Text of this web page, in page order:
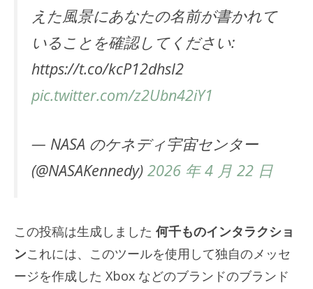
えた風景にあなたの名前が書かれて
いることを確認してください:
https://t.co/kcP12dhsI2
pic.twitter.com/z2Ubn42iY1
— NASA のケネディ宇宙センター
(@NASAKennedy) 2026 年 4 月 22 日
この投稿は生成しました 何千ものインタラクショ
ンこれには、このツールを使用して独自のメッセ
ージを作成した Xbox などのブランドのブランド